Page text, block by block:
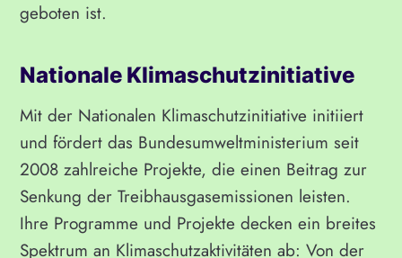
geboten ist.
Nationale Klimaschutzinitiative
Mit der Nationalen Klimaschutzinitiative initiiert
und fördert das Bundesumweltministerium seit
2008 zahlreiche Projekte, die einen Beitrag zur
Senkung der Treibhausgasemissionen leisten.
Ihre Programme und Projekte decken ein breites
Spektrum an Klimaschutzaktivitäten ab: Von der